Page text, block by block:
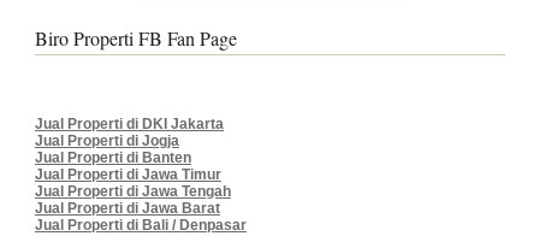
Biro Properti FB Fan Page
Jual Properti di DKI Jakarta
Jual Properti di Jogja
Jual Properti di Banten
Jual Properti di Jawa Timur
Jual Properti di Jawa Tengah
Jual Properti di Jawa Barat
Jual Properti di Bali / Denpasar